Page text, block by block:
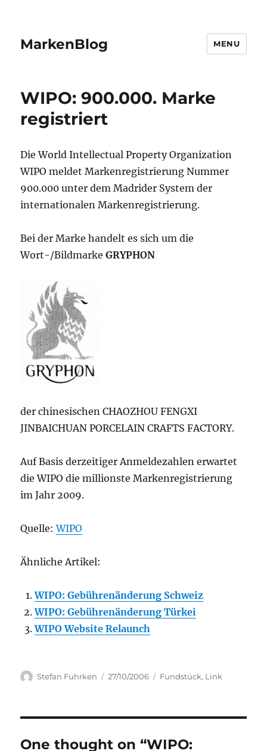
MarkenBlog MENU
WIPO: 900.000. Marke
registriert
Die World Intellectual Property Organization
WIPO meldet Markenregistrierung Nummer
900.000 unter dem Madrider System der
internationalen Markenregistrierung.
Bei der Marke handelt es sich um die
Wort-/BildmarkeGRYPHON
der chinesischen CHAOZHOU FENGXI
JINBAICHUAN PORCELAIN CRAFTS FACTORY.
Auf Basis derzeitiger Anmeldezahlen erwartet
die WIPO die millionste Markenregistrierung
im Jahr 2009.
Quelle:WIPO
Ähnliche Artikel:
WIPO: Gebührenänderung Schweiz
WIPO: Gebührenänderung Türkei
WIPO Website Relaunch
Author
Stefan Fuhrken
Posted
27/10/2006 Categories
Fundstück, Link
One thought on “WIPO: